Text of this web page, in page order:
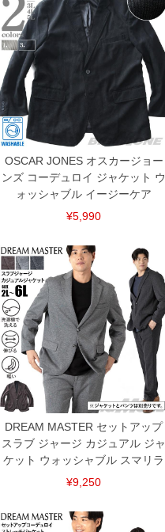
OSCAR JONES オスカージョー
ンズ コーデュロイ ジャケット ウ
ォッシャブル イージーケア
¥5,990
DREAM MASTER セットアップ
スラブ ジャージ カジュアル ジャ
ケット ウォッシャブル スマリラ
¥9,250